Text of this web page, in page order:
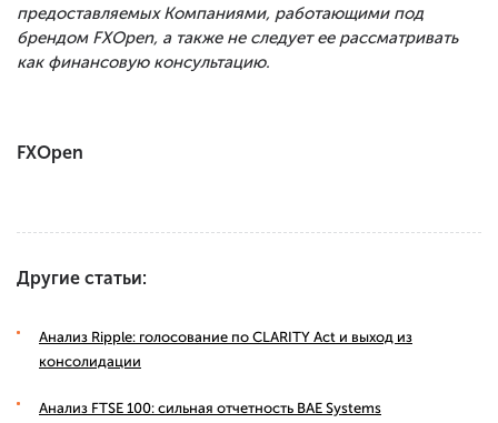
предоставляемых Компаниями, работающими под
брендом FXOpen, а также не следует ее рассматривать
как финансовую консультацию.
FXOpen
Другие статьи:
Анализ Ripple: голосование по CLARITY Act и выход из
консолидации
Анализ FTSE 100: сильная отчетность BAE Systems